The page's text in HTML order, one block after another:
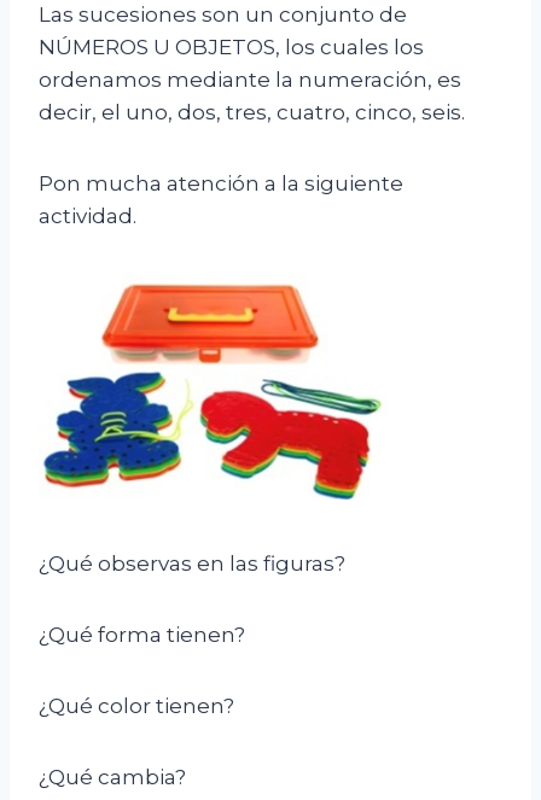
Las sucesiones son un conjunto de
NÚMEROS U OBJETOS, los cuales los
ordenamos mediante la numeración, es
decir, el uno, dos, tres, cuatro, cinco, seis.
Pon mucha atención a la siguiente
actividad.
¿Qué observas en las figuras?
¿Qué forma tienen?
¿Qué color tienen?
¿Qué cambia?